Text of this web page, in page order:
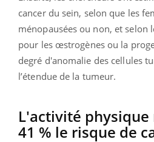
cancer du sein, selon que les
ménopausées ou non, et selon
pour les œstrogènes ou la
degré d'anomalie des cellules
l’étendue de la tumeur.
L'activité
41 % le risque de